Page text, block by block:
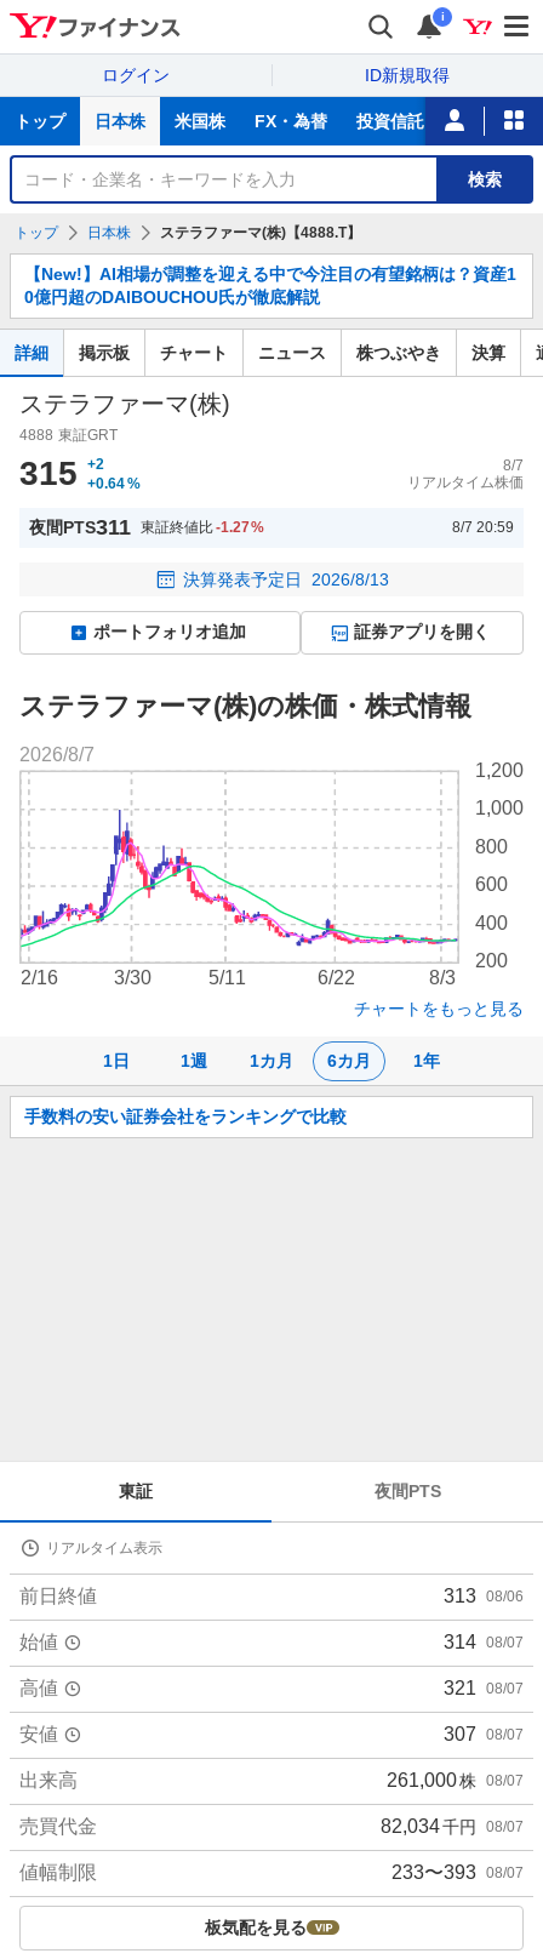
i
ログイン ID新規取得
サ
トップ 日本株 米国株 FX・為替 投資信託 ニュース
銘
検
検索
トップ 日本株 ステラファーマ(株)【4888.T】
知
ら
せ
【New!】AI相場が調整を迎える中で今注目の有望銘柄は？資産1
0億円超のDAIBOUCHOU氏が徹底解説
詳細 掲示板 チャート ニュース 株つぶやき 決算
ステラファーマ(株)
4888 東証GRT
315
+2
+0.64%
8/7
リアルタイム株価
夜間PTS311 東証終値比-1.27% 8/7 20:59
決算発表予定日 2026/8/13
ポートフォリオ追加 証券アプリを開く
ステラファーマ(株)の株価・株式情報
1日 1週 1カ月 6カ月 1年
200
400
600
800
1,000
1,200
2/16 3/30 5/11 6/22 8/3
2026/8/7
チャートをもっと見る
お
知
手数料の安い証券会社をランキングで比較
詳
値
東証 夜間PTS
リアルタイム表示
前日終値 313 08/06
始値 314 08/07
高値 321 08/07
安値 307 08/07
出来高 261,000株 08/07
売買代金 82,034千円 08/07
値幅制限 233〜393 08/07
板気配を見る